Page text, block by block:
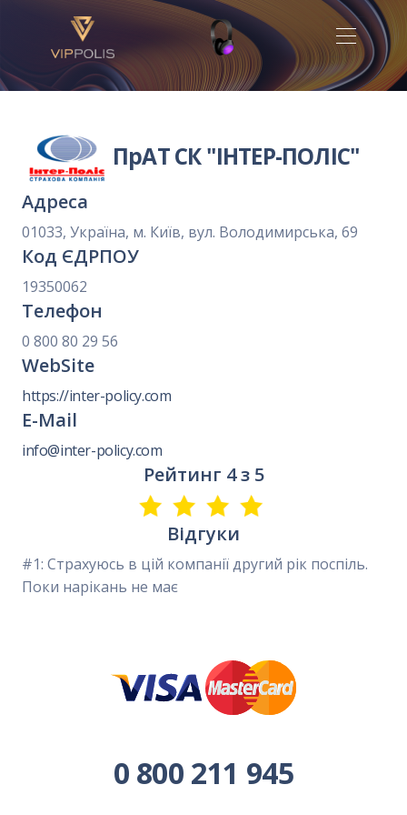
ПрАТ СК "ІНТЕР-ПОЛІС"
Адреса
01033, Україна, м. Київ, вул. Володимирська, 69
Код ЄДРПОУ
19350062
Телефон
0 800 80 29 56
WebSite
https://inter-policy.com
E-Mail
info@inter-policy.com
Рейтинг 4 з 5
Відгуки
#1: Страхуюсь в цій компанії другий рік поспіль.
Поки нарікань не має
0 800 211 945